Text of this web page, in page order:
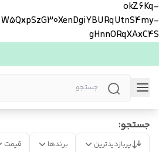
okZ6Kq-
gHnnORqXAxC4S
جستجو:
پربازدیدترین برندها قیمت